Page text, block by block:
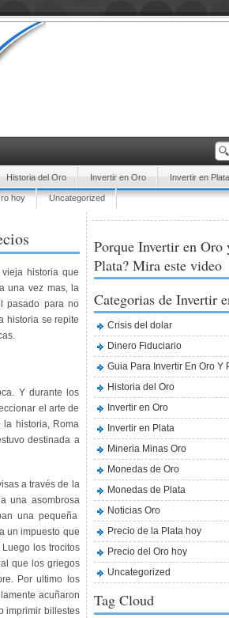
Historia del Oro Invertir en Oro Invertir en Plata
hoy Uncategorized
historia que
una vez mas, la
pasado para no
historia se repite
Y durante los
el arte de
la historia, Roma
destinada a
a través de la
una asombrosa
una pequeña
un impuesto que
los trocitos
que los griegos
Por ultimo los
acuñaron
imprimir billestes
Porque Invertir en Oro
Plata? Mira este video
Categorias de Invertir
Crisis del dolar
Dinero Fiduciario
Guia Para Invertir En Oro Y
Historia del Oro
Invertir en Oro
Invertir en Plata
Mineria Minas Oro
Monedas de Oro
Monedas de Plata
Noticias Oro
Precio de la Plata hoy
Precio del Oro hoy
Uncategorized
Tag Cloud